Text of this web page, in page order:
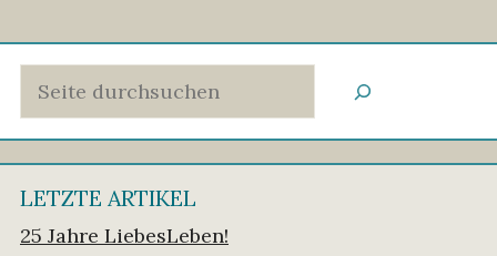
LETZTE ARTIKEL
25 Jahre LiebesLeben!